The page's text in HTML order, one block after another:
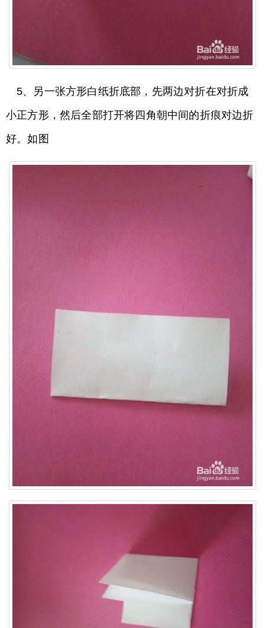
5、另一张方形白纸折底部，先两边对折在对折成
小正方形，然后全部打开将四角朝中间的折痕对边折
好。如图